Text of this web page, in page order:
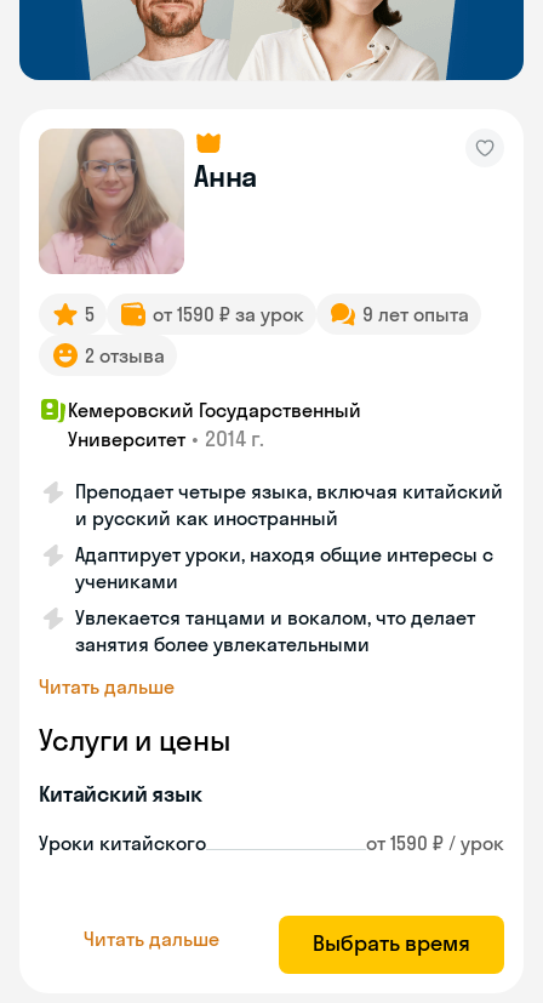
Анна
5 от 1590 ₽ за урок
9 лет опыта
2 отзыва
Кемеровский Государственный
Университет • 2014 г.
Преподает четыре языка, включая китайский
и русский как иностранный
Адаптирует уроки, находя общие интересы с
учениками
Увлекается танцами и вокалом, что делает
занятия более увлекательными
Читать дальше
Услуги и цены
Китайский язык
Уроки китайского от 1590 ₽ / урок
Читать дальше Выбрать время